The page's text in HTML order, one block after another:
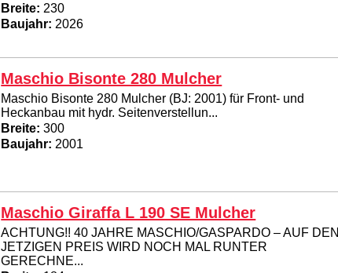
Breite: 230
Baujahr: 2026
Maschio Bisonte 280 Mulcher
Maschio Bisonte 280 Mulcher (BJ: 2001) für Front- und
Heckanbau mit hydr. Seitenverstellun...
Breite: 300
Baujahr: 2001
Maschio Giraffa L 190 SE Mulcher
ACHTUNG!! 40 JAHRE MASCHIO/GASPARDO – AUF DEN
JETZIGEN PREIS WIRD NOCH MAL RUNTER
GERECHNE...